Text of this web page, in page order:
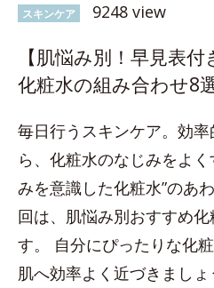
スキンケア 9248 view
【肌悩み別！早見表
化粧水の組み合わせ8
毎日行うスキンケア。効
ら、化粧水のなじみをよ
みを意識した化粧水”のあ
回は、肌悩み別おすすめ
す。 自分にぴったりな化
肌へ効率よく近づきましょ